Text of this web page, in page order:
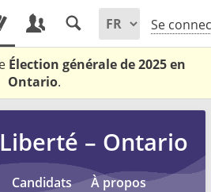
Se
Élection générale de 2025 en
Ontario.
– Ontario
Candidats À propos